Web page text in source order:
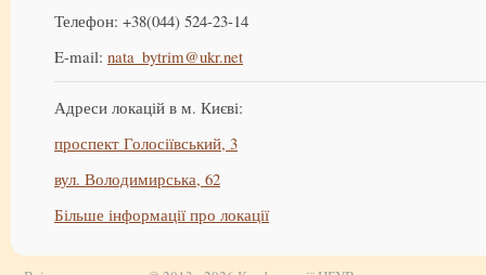
Телефон: +38(044) 524-23-14
E-mail: nata_bytrim@ukr.net
Адреси локацій в м. Києві:
проспект Голосіївський, 3
вул. Володимирська, 62
Більше інформації про локації